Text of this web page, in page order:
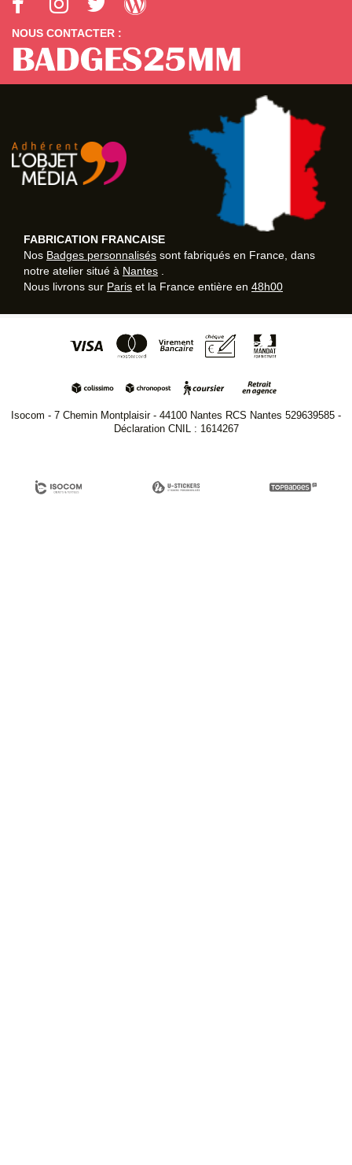
NOUS CONTACTER :
FABRICATION FRANCAISE
Nos Badges personnalisés sont fabriqués en France, dans
notre atelier situé à Nantes .
Nous livrons sur Paris et la France entière en 48h00
Isocom - 7 Chemin Montplaisir - 44100 Nantes RCS Nantes 529639585 -
Déclaration CNIL : 1614267